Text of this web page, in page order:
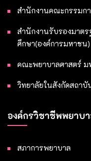
สำนักงานคณะกรรมก
สำนักงานรับรองมาต
ศึกษา(องค์การมหาชน)
คณะพยาบาลศาสตร์ ม
วิทยาลัยในสังกัดสถา
องค์กรวิชาชีพพยาบ
สภาการพยาบาล